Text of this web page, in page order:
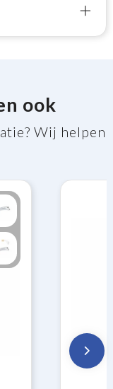
ook
Wij helpen